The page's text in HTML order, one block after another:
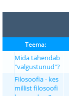
Teema:
Mida tähendab
"valgustunud"?
Filosoofia - kes
millist filosoofi